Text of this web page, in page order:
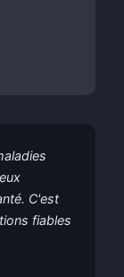
C'est
fiables